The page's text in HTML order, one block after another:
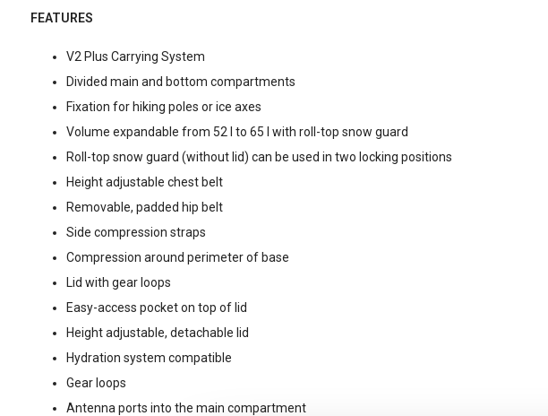
FEATURES
V2 Plus Carrying System
Divided main and bottom compartments
Fixation for hiking poles or ice axes
Volume expandable from 52 l to 65 l with roll-top snow guard
Roll-top snow guard (without lid) can be used in two locking positions
Height adjustable chest belt
Removable, padded hip belt
Side compression straps
Compression around perimeter of base
Lid with gear loops
Easy-access pocket on top of lid
Height adjustable, detachable lid
Hydration system compatible
Gear loops
Antenna ports into the main compartment